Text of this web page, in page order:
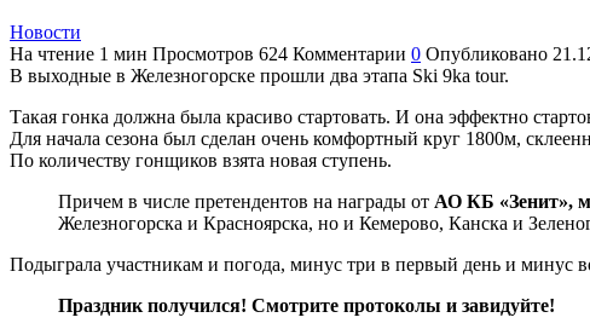
Новости
На чтение 1 мин Просмотров 624 Комментарии 0 Опубликовано
В выходные в Железногорске прошли два этапа Ski 9ka tour.
Такая гонка должна была красиво стартовать. И она эффектно
Для начала сезона был сделан очень комфортный круг 1800м,
По количеству гонщиков взята новая ступень.
Причем в числе претендентов на награды от АО КБ «Зенит»,
Железногорска и Красноярска, но и Кемерово, Канска и
Подыграла участникам и погода, минус три в первый день и минус
Праздник получился! Смотрите протоколы и завидуйте!